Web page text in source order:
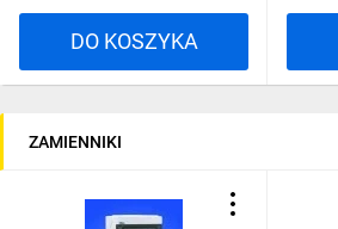
DO KOSZYKA
ZAMIENNIKI